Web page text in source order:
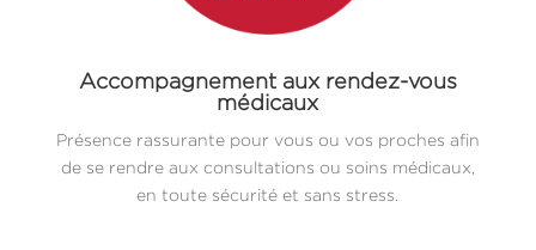
Accompagnement aux rendez-vous
médicaux
Présence rassurante pour vous ou vos proches afin
de se rendre aux consultations ou soins médicaux,
en toute sécurité et sans stress.